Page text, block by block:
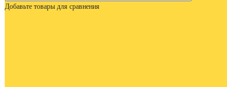
Добавьте товары для сравнения